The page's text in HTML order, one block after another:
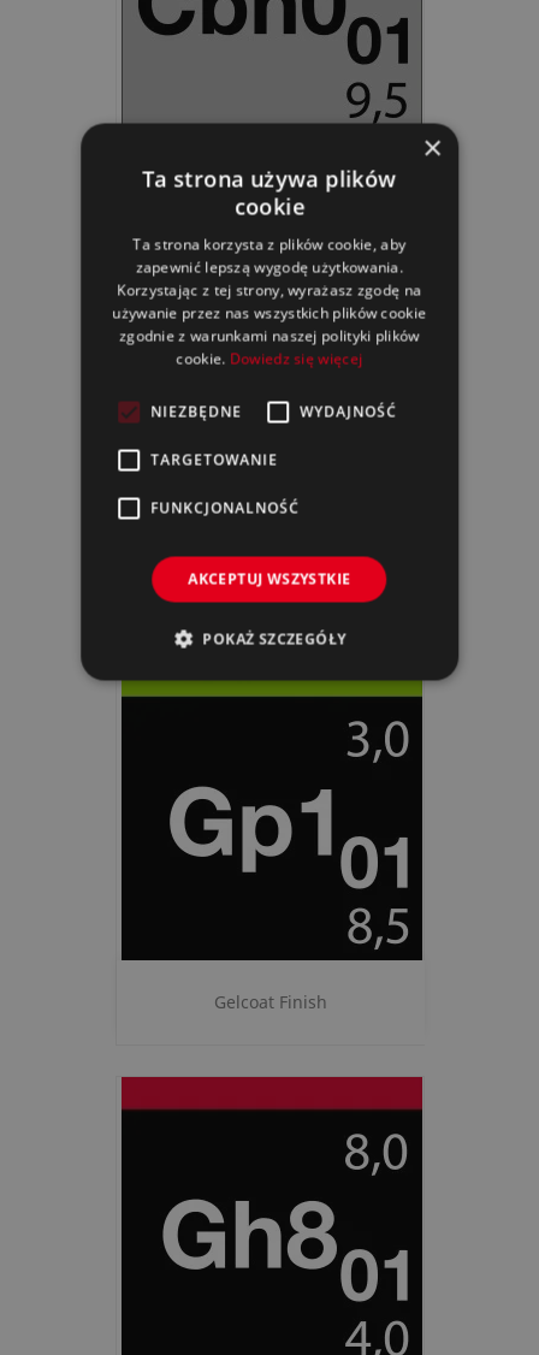
Ceramic Boat Hull
Gelcoat Fine Cut
Gelcoat Finish
×
Ta strona używa plików
cookie
Ta strona korzysta z plików cookie, aby
zapewnić lepszą wygodę użytkowania.
Korzystając z tej strony, wyrażasz zgodę na
używanie przez nas wszystkich plików cookie
zgodnie z warunkami naszej polityki plików
cookie. Dowiedz się więcej
NIEZBĘDNE WYDAJNOŚĆ
TARGETOWANIE
FUNKCJONALNOŚĆ
AKCEPTUJ WSZYSTKIE
POKAŻ SZCZEGÓŁY